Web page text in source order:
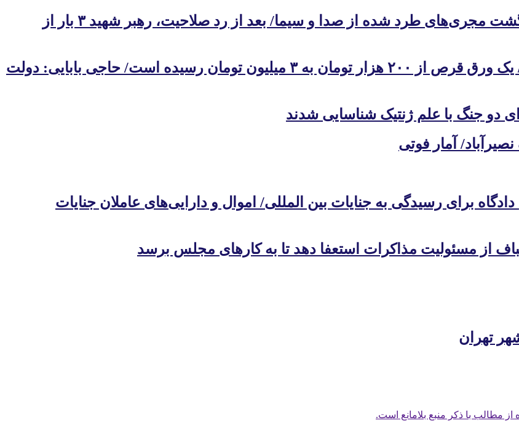
روایت محمدرضا لاریجانی از تلاش پدرش برای بازگشت مجری‌های طرد شده از صدا و سیما/ بعد از رد صلاحیت، رهبر شهید ۳ بار از
حمله یک نماینده مجلس به دولت در جلسه وبیناری/ یک ورق قرص از ۲۰۰ هزار تومان به ۳ میلیون تومان رسیده است/ حاجی بابایی: دولت
آمار فوتی
برای رسیدگی به جنایات بین المللی/ اموال و دارایی‌های عاملان جنایات
از مسئولیت مذاکرات استعفا دهد تا به کارهای مجلس برسد
مطالب با ذکر منبع بلامانع است.